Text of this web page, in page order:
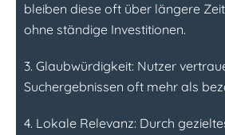
bleiben diese oft über längere
ohne ständige Investitionen.
3. Glaubwürdigkeit: Nutzer
Suchergebnissen oft mehr als
4. Lokale Relevanz: Durch